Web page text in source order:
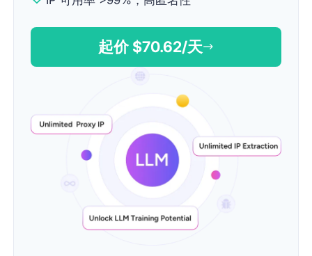
起价 $70.62/天